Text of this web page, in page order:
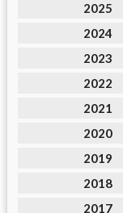
2025
2024
2023
2022
2021
2020
2019
2018
2017